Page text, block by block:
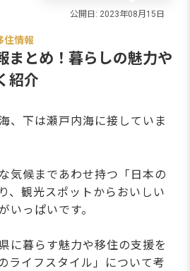
住情報
まとめ！暮らしの魅力や
紹介
、下は瀬戸内海に接していま
気候まであわせ持つ「日本の
、観光スポットからおいしい
いっぱいです。
に暮らす魅力や移住の支援を
ライフスタイル」について考